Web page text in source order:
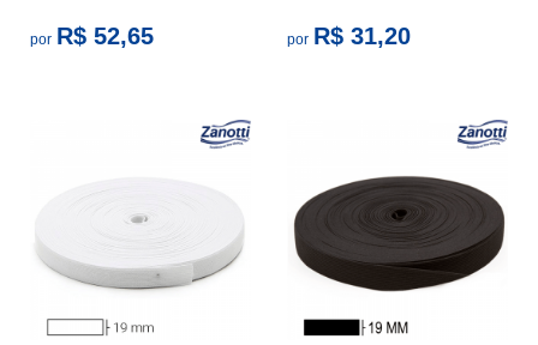
por R$ 52,65 por R$ 31,20